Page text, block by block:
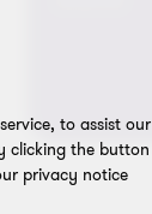
to assist our
clicking the button
privacy notice